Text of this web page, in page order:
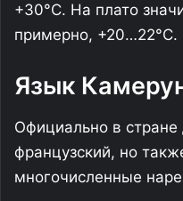
+30°C. На плато
примерно, +20…22°C.
Язык
Официально в стране
французский, но
многочисленные